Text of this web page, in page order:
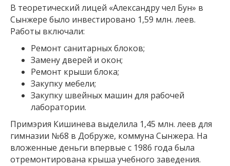
В теоретический лицей «Александру чел Бун» в
Сынжере было инвестировано 1,59 млн. леев.
Работы включали:
Ремонт санитарных блоков;
Замену дверей и окон;
Ремонт крыши блока;
Закупку мебели;
Закупку швейных машин для рабочей
лаборатории.
Примэрия Кишинева выделила 1,45 млн. леев для
гимназии №68 в Добруже, коммуна Сынжера. На
вложенные деньги впервые с 1986 года была
отремонтирована крыша учебного заведения.